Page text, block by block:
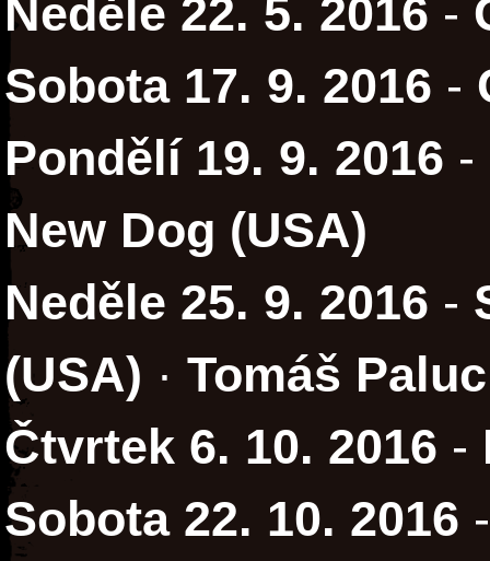
Neděle 22. 5. 2016 -
Sobota 17. 9. 2016 -
Pondělí 19. 9. 2016 -
New Dog (USA)
Neděle 25. 9. 2016 -
(USA) · Tomáš
Čtvrtek 6. 10. 2016 -
Sobota 22. 10. 2016